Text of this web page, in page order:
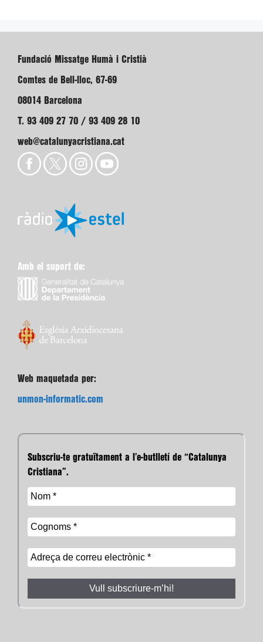
Fundació Missatge Humà i Cristià
Comtes de Bell-lloc, 67-69
08014 Barcelona
T. 93 409 27 70 / 93 409 28 10
web@catalunyacristiana.cat
Amb el suport de:
Web maquetada per:
unmon-informatic.com
Subscriu-te gratuïtament a l’e-butlletí de “Catalunya
Cristiana”.